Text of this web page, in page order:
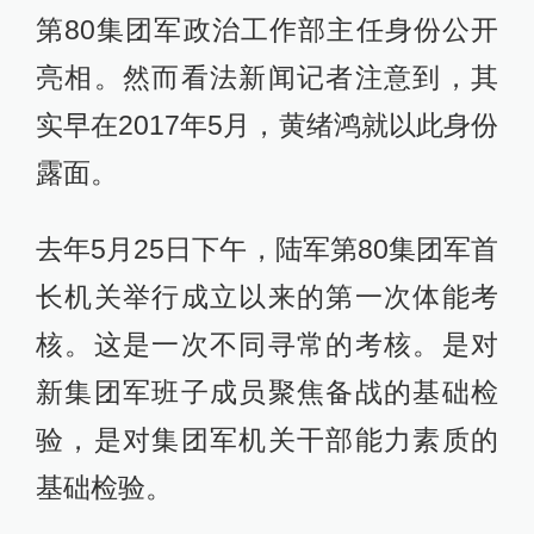
第80集团军政治工作部主任身份公开
亮相。然而看法新闻记者注意到，其
实早在2017年5月，黄绪鸿就以此身份
露面。
去年5月25日下午，陆军第80集团军首
长机关举行成立以来的第一次体能考
核。这是一次不同寻常的考核。是对
新集团军班子成员聚焦备战的基础检
验，是对集团军机关干部能力素质的
基础检验。